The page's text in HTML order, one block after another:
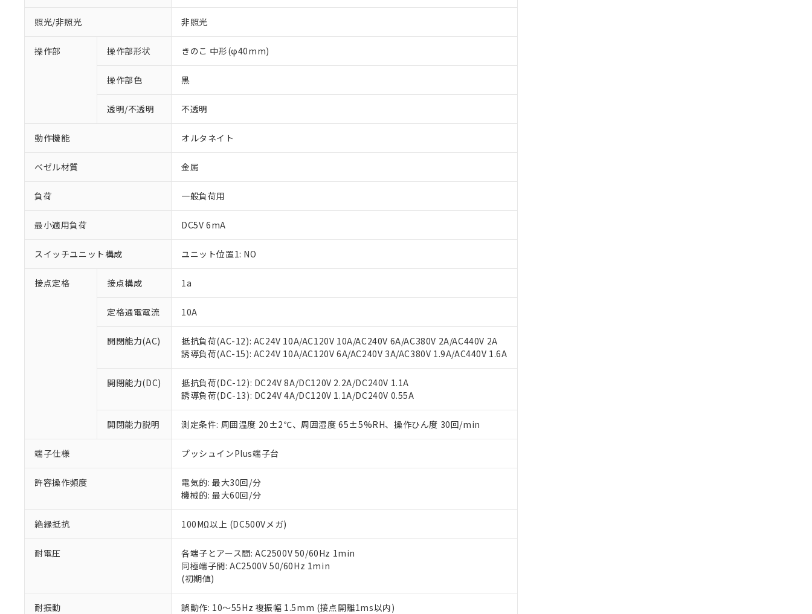
照光/非照光 非照光
操作部 操作部形状 きのこ 中形(φ40mm)
操作部色 黒
透明/不透明 不透明
動作機能 オルタネイト
ベゼル材質 金属
負荷 一般負荷用
最小適用負荷 DC5V 6mA
スイッチユニット構成 ユニット位置1: NO
接点定格 接点構成 1a
定格通電電流 10A
開閉能力(AC)
抵抗負荷(AC-12): AC24V 10A/AC120V 10A/AC240V 6A/AC380V 2A/AC440V 2A
誘導負荷(AC-15): AC24V 10A/AC120V 6A/AC240V 3A/AC380V 1.9A/AC440V 1.6A
開閉能力(DC)
抵抗負荷(DC-12): DC24V 8A/DC120V 2.2A/DC240V 1.1A
誘導負荷(DC-13): DC24V 4A/DC120V 1.1A/DC240V 0.55A
開閉能力説明 測定条件: 周囲温度 20±2℃、周囲湿度 65±5%RH、操作ひん度 30回/min
端子仕様 プッシュインPlus端子台
許容操作頻度
電気的: 最大30回/分
機械的: 最大60回/分
絶縁抵抗 100MΩ以上 (DC500Vメガ)
耐電圧
各端子とアース間: AC2500V 50/60Hz 1min
同極端子間: AC2500V 50/60Hz 1min
(初期値)
耐振動 誤動作: 10～55Hz 複振幅 1.5mm (接点開離1ms以内)
ご利用条件
以下の条件をお読みいただき、同意のうえご利用ください。
本サービスは、当社制御機器事業取扱商品の当社在庫状況および標準価格(税抜)を提供させていただ
くものです。
在庫状況および標準価格照会結果は、記載している更新日時点での社内データに基づき作成されるも
のであり、閲覧された時点での実際の在庫および標準価格とは異なる場合があることをご了承くださ
い。
正式な納期状況および標準価格はお客様のお取引先、またはお客様担当のオムロン制御機器販売店・
当社販売員にご相談ください。
オムロン制御機器販売店や当社販売拠点は「
す。
マイパーツ機能（部品リスト作成サービス）をご利用いただくには、I-Webメンバーズにご登録され
ている必要があります。
が、当社の製品・サービスに関するお客様との取引・商談に必要な範囲で利用することをご了承くだ
さい。
※当社の共同利用者とは、"個人情報の共同利用に関して"
いる法人を指します。
※1 対応状況
対応済み：EU RoHS指令（10物質）の非含有に対応した製品が提供可能な商品です。
対応予定：EU RoHS指令（10物質）の非含有に対応した製品に切り替える予定のある商品です。
非該当品：ライセンス料など無形物で、有害物質有無と関係のない商品です。
仕入先様の事情により、非含有部品としていたものが、含有品と判明した場合などやむを得ず変更すること
があります。
*EU RoHS指令（10物質）：
鉛(Pb) 1000ppm以下、 水銀(Hg) 1000ppm以下、 カドミウム(Cd) 100ppm以下、
六価クロム(Cr(Ⅵ)) 1000ppm以下、ポリ臭化ビフェニル類(PBB) 1000ppm以下、ポリ臭化ジフェニルエーテル類(PBDE) 1000ppm以下、
フタル酸ビス(2-エチルヘキシル) (DEHP)(別名：DOP) 1000ppm以下、フタル酸ブチルベンジル（BBP） 1000ppm以下、フタル酸ジブチ
ル（DBP） 1000ppm以下、フタル酸ジイソブチル (DIBP) 1000ppm以下
但し、RoHS指令で産業用監視および制御機器に対する適用除外項目は除く。
※2 対応予定月
部品在庫の切り替え状況などにより、予定月が前後することがあります。
※3 非含有証明書ダウンロード
下記の非含有証明書をダウンロードすることができます。
EU RoHS指令（10物質）の非含有証明書
51物質の非含有証明書（当社基準）
※本証明書は発行日時点で非含有を証明するもので、過去に遡って非含有を証明するものではありません。
また、RoHS指令のフタル酸エステル類４物質の対応では、対応完了までの期間は出荷製品に未対応品が
※1 中国RoHS○×表
「×」：最大均質材料含有率が中国RoHSの基準値を超えていることを示します。
「－」：未確認です。当社販売部門へお問い合わせください。
*中国RoHS10物質の基準値 (GB/T26572)：
Pb(鉛) :1000ppm、 Hg(水銀) : 1000ppm、 Cd(カドミウム) : 100ppm、
Cr(Ⅵ)(六価クロム) : 1000ppm、 PBBs(ポリ臭化ビフェニル類) : 1000ppm、 PBDEs(ポリ臭化ジフェニルエーテル類) : 1000ppm、
DBP(フタル酸ジブチル) : 1000ppm、 DIBP(フタル酸ジイソブチル) : 1000ppm、 BBP(フタル酸ブチルベンジル) : 1000ppm、
DEHP(フタル酸ビス(2-エチルヘキシル)) : 1000ppm
※2 環境保護使用期限
「ｅ」：有害物質（10物質）のすべてが基準値以下であることを示します。
「10」：通常の使用状況下において有害物質が外部に漏えいし、環境に深刻な影響を及ぼさない年数を意
「－」：未確認です。当社販売部門へお問い合わせください。
当社は、これら貴社製品のうち、外国為替および外国貿易法に定める商品（以下｢規制貨物等」とい
などの必要な手続きをとります。
当社は規制貨物を破棄する場合は、完全に破砕するなど、違法に輸出されないよう必要な手段を講じ
ます。
置等に一切使用いたしません。
当社は、貴社製品を第三者に販売する場合は、上記1、2および3の内容を当該第三者に通知します。
また当社は、販売先および販売に係わる関係者が違法に輸出するおそれがある場合は、取り引きをい
たしません。
記
号
説明
○ 一定数以上の在庫あり
△ 一定数には満たないが在庫あり
－
在庫なし(最新の在庫状況については、お客様のお取引先、またはお客様担当のオムロン制御
機器販売店・当社販売員にご確認ください)
空
白
受注生産機種、また在庫状況の情報を公開していない機種